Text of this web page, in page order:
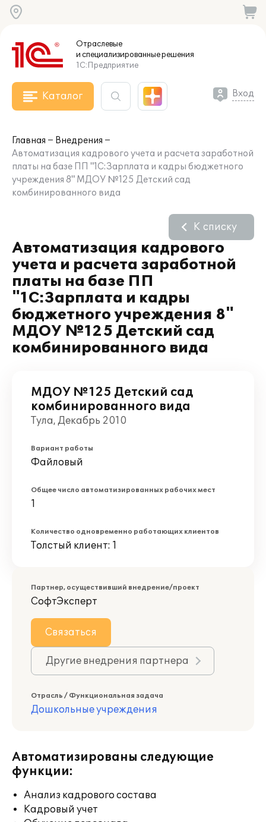
Отраслевые
и специализированныерешения
1С:Предприятие
Каталог Вход
Главная
Внедрения
Автоматизация кадрового учета и расчета заработной
платы на базе ПП "1С:Зарплата и кадры бюджетного
учреждения 8" МДОУ №125 Детский сад
комбинированного вида
Автоматизация кадрового
учета и расчета заработной
платы на базе ПП
"1С:Зарплата и кадры
бюджетного учреждения 8"
МДОУ №125 Детский сад
комбинированного вида
К списку
МДОУ №125 Детский сад
комбинированного вида
Тула, Декабрь 2010
Вариант работы
Файловый
Общее число автоматизированных рабочих мест
1
Количество одновременно работающих клиентов
Толстый клиент: 1
Партнер, осуществивший внедрение/проект
СофтЭксперт
Связаться
Другие внедрения партнера
Отрасль / Функциональная задача
Дошкольные учреждения
Автоматизированы следующие
функции:
Анализ кадрового состава
Кадровый учет